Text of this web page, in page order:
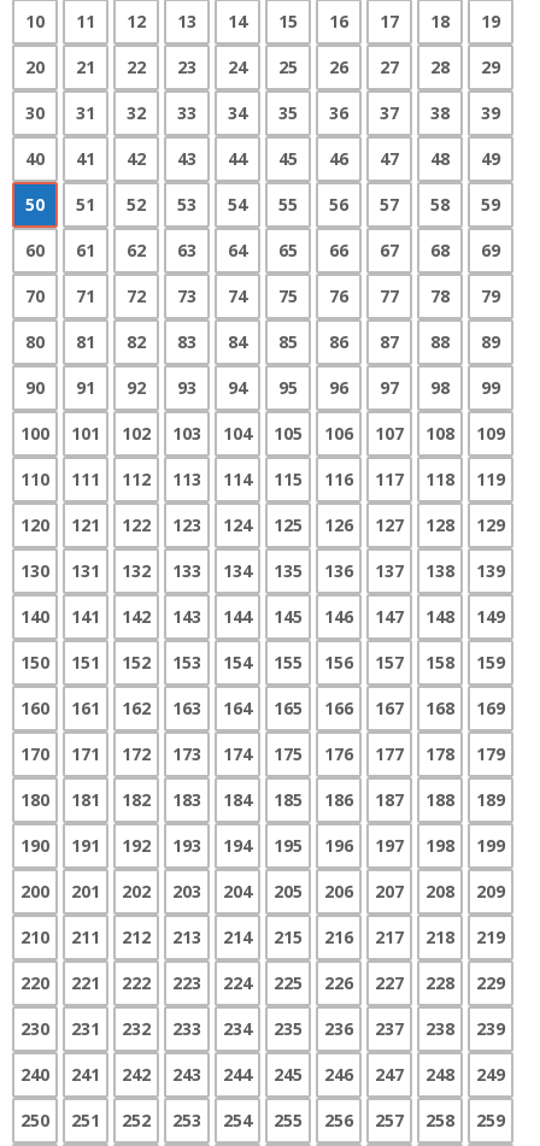
10
11 12 13 14 15 16 17 18
19
20
21 22 23 24 25 26 27 28
29
30
31 32 33 34 35 36 37 38
39
40
41 42 43 44 45 46 47 48
49
50
51 52 53 54 55 56 57 58
59
60
61 62 63 64 65 66 67 68
69
70
71 72 73 74 75 76 77 78
79
80
81 82 83 84 85 86 87 88
89
90
91 92 93 94 95 96 97 98
99
100
101 102 103 104 105 106 107 108
109
110
111 112 113 114 115 116 117 118
119
120
121 122 123 124 125 126 127 128
129
130
131 132 133 134 135 136 137 138
139
140
141 142 143 144 145 146 147 148
149
150
151 152 153 154 155 156 157 158
159
160
161 162 163 164 165 166 167 168
169
170
171 172 173 174 175 176 177 178
179
180
181 182 183 184 185 186 187 188
189
190
191 192 193 194 195 196 197 198
199
200
201 202 203 204 205 206 207 208
209
210
211 212 213 214 215 216 217 218
219
220
221 222 223 224 225 226 227 228
229
230
231 232 233 234 235 236 237 238
239
240
241 242 243 244 245 246 247 248
249
250
251 252 253 254 255 256 257 258 259